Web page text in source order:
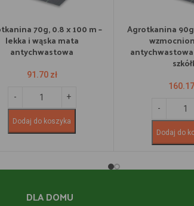
70g, 0.8 x 100 m –
lekka i wąska mata
antychwastowa
91.70 zł
Dodaj do koszyka
Agrotkanina
160.17
Dodaj do
DLA DOMU